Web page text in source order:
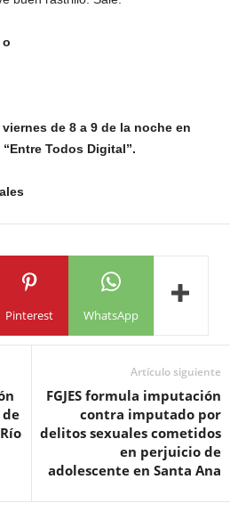
o
de 8 a 9 de la noche en
Todos Digital”.
Pinterest WhatsApp
Artículo siguiente
FGJES formula imputación
contra imputado por
delitos sexuales cometidos
en perjuicio de
adolescente en Santa Ana